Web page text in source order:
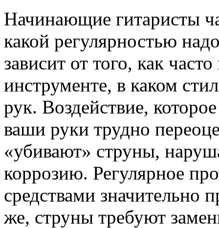
Начинающие гитаристы
какой регулярностью
зависит от того, как
инструменте, в каком
рук. Воздействие,
ваши руки трудно
«убивают» струны,
коррозию. Регулярное
средствами значительно
же, струны требуют